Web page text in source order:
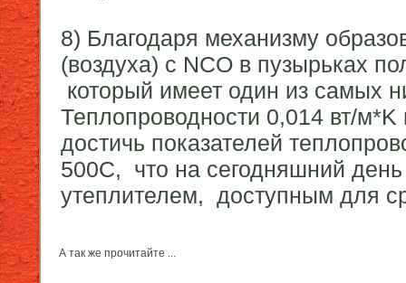
8) Благодаря механизму
(воздуха) с NCO в пузырьках
который имеет один из самых
Теплопроводности 0,014 вт/м*K
достичь показателей
500С, что на сегодняшний
утеплителем, доступным для
А так же прочитайте ...